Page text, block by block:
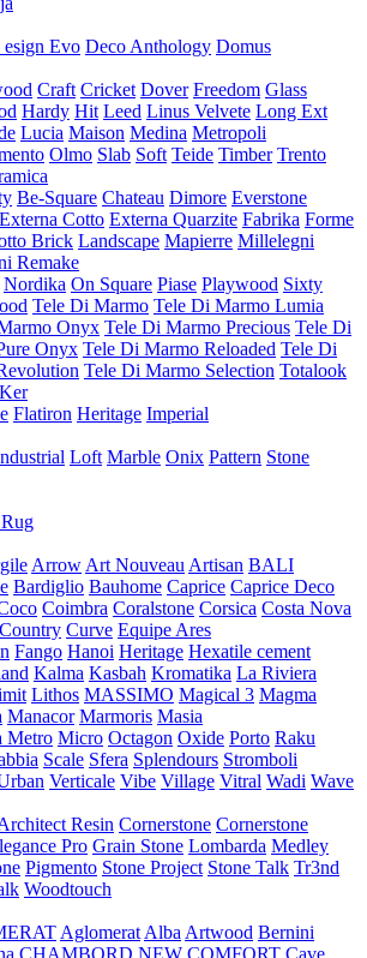
Evo Deco Anthology Domus
Craft Cricket Dover Freedom Glass
Hardy Hit Leed Linus Velvete Long Ext
Lucia Maison Medina Metropoli
Olmo Slab Soft Teide Timber Trento
Be-Square Chateau Dimore Everstone
Externa Cotto Externa Quarzite Fabrika Forme
Brick Landscape Mapierre Millelegni
Remake
Nordika On Square Piase Playwood Sixty
Tele Di Marmo Tele Di Marmo Lumia
Onyx Tele Di Marmo Precious Tele Di
Onyx Tele Di Marmo Reloaded Tele Di
Tele Di Marmo Selection Totalook
Flatiron Heritage Imperial
Loft Marble Onix Pattern Stone
Arrow Art Nouveau Artisan BALI
Bardiglio Bauhome Caprice Caprice Deco
Coimbra Coralstone Corsica Costa Nova
Country Curve Equipe Ares
Fango Hanoi Heritage Hexatile cement
Kalma Kasbah Kromatika La Riviera
Lithos MASSIMO Magical 3 Magma
Manacor Marmoris Masia
Metro Micro Octagon Oxide Porto Raku
Scale Sfera Splendours Stromboli
Verticale Vibe Village Vitral Wadi Wave
Resin Cornerstone Cornerstone
Pro Grain Stone Lombarda Medley
Pigmento Stone Project Stone Talk Tr3nd
Woodtouch
Aglomerat Alba Artwood Bernini